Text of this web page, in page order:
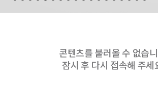
콘텐츠를 불러올 수 없습
잠시 후 다시 접속해 주세